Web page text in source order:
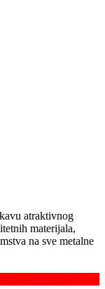
atraktivnog
materijala,
na sve metalne